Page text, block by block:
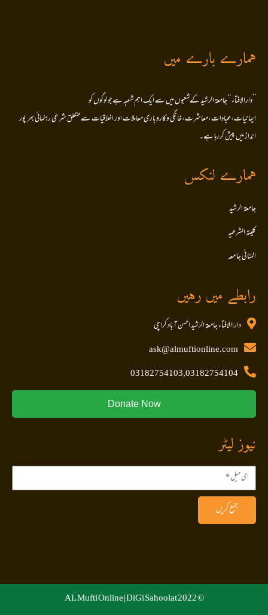
ہمارے بارے میں
’’دارالافتاء ‘‘جامعۃ الرشید کےشعبوں میں سے ایک اہم شعبہ ہے جو لوگوں کو
ایمانیات،عبادات،معاشرت،خانگی وکاروباری معاملات اور اخلاقیات سے متعلق شرعی رہنمائی بھر پور
انداز میں پیش کررہا ہے۔
ہمارے لنکس
جامعۃ الرشید
کلیتہ الشرعیہ
المنا ئی جا معہ
رابطے میں رہیں
داراالافتاء جامعۃ الرشید احسن آباد کراچی
ask@almuftionline.com
03182754103,03182754104
Donate Now
نیوز لیٹر
جمع کریں
© 2022 AL Mufti Online |
DiGi Sahoolat